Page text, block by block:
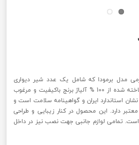
مدل برمودا که شامل یک عدد شیر دیواری
شرکت گلسار است. شیرآلات ساخته شده از 100 % آلیاژ برنج باکیفیت و مرغوب
استاندارد ایران و گواهینامه سلامت است و
معتبر دارد. این محصول در کنار زیبایی و طراحی
است. تمامی لوازم جانبی جهت نصب نیز در داخل